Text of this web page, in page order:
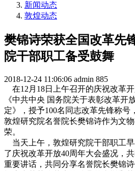
新闻动态
敦煌动态
樊锦诗荣获全国改革
院干部职工备受鼓舞
2018-12-24 11:06:06 admin 885
在12月18日上午召开的庆祝改革
《中共中央 国务院关于表彰改革开
定》，授予100名同志改革先锋称号
敦煌研究院名誉院长樊锦诗作为文
荣。
当天上午，敦煌研究院干部职工
了庆祝改革开放40周年大会盛况，
重要讲话，共同分享名誉院长樊锦